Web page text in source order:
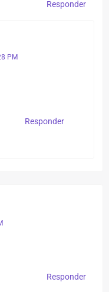
Responder
PM
Responder
Responder